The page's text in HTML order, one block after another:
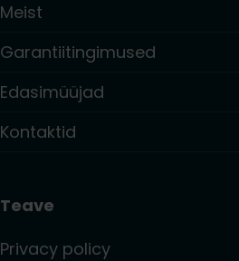
Meist
Garantiitingimused
Edasimüüjad
Kontaktid
Teave
Privacy policy